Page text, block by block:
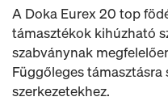
A Doka Eurex 20 top
támasztékok kihúzható
szabványnak
Függőleges
szerkezetekhez.